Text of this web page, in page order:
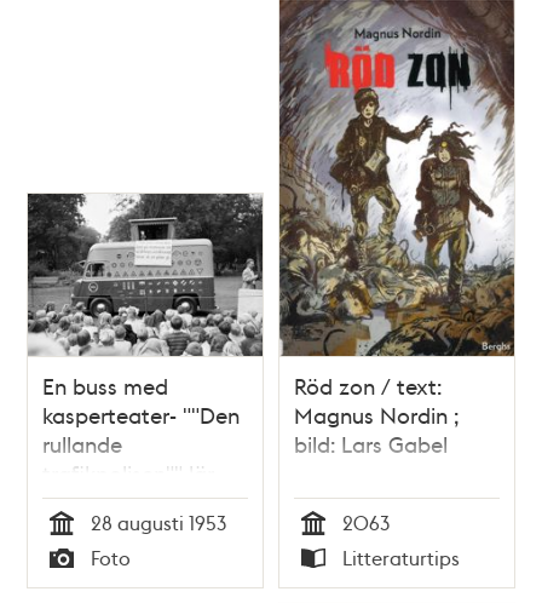
En buss med
kasperteater- ""Den
rullande
trafikpolisen"" lär
barn om trafiken i
park
Tid
28 augusti 1953
Typ
Foto
Röd zon / text:
Magnus Nordin ;
bild: Lars Gabel
Tid
2063
Typ
Litteraturtips